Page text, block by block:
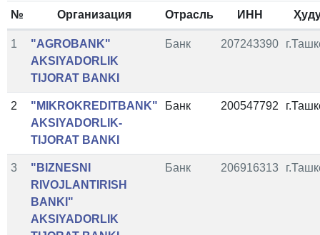
№ Организация Отрасль ИНН
1
"AGROBANK"
AKSIYADORLIK
TIJORAT BANKI
Банк 207243390
2
"MIKROKREDITBANK"
AKSIYADORLIK-
TIJORAT BANKI
Банк 200547792
3
"BIZNESNI
RIVOJLANTIRISH
BANKI"
AKSIYADORLIK
Банк 206916313